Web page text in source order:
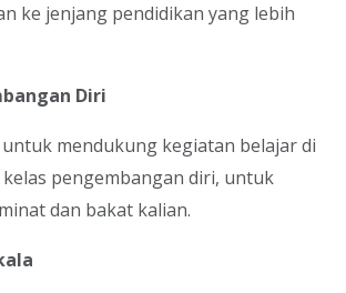
ke jenjang pendidikan yang lebih
Diri
mendukung kegiatan belajar di
pengembangan diri, untuk
dan bakat kalian.